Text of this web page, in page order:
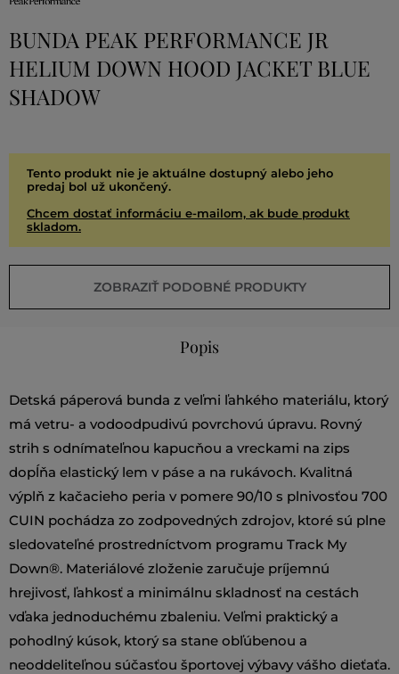
BUNDA PEAK PERFORMANCE JR
HELIUM DOWN HOOD JACKET BLUE
SHADOW
Tento produkt nie je aktuálne dostupný alebo jeho
predaj bol už ukončený.
Chcem dostať informáciu e-mailom, ak bude produkt
skladom.
ZOBRAZIŤ PODOBNÉ PRODUKTY
Popis
Detská páperová bunda z veľmi ľahkého materiálu, ktorý
má vetru- a vodoodpudivú povrchovú úpravu. Rovný
strih s odnímateľnou kapucňou a vreckami na zips
dopĺňa elastický lem v páse a na rukávoch. Kvalitná
výplň z kačacieho peria v pomere 90/10 s plnivosťou 700
CUIN pochádza zo zodpovedných zdrojov, ktoré sú plne
sledovateľné prostredníctvom programu Track My
Down®. Materiálové zloženie zaručuje príjemnú
hrejivosť, ľahkosť a minimálnu skladnosť na cestách
vďaka jednoduchému zbaleniu. Veľmi praktický a
pohodlný kúsok, ktorý sa stane obľúbenou a
neoddeliteľnou súčasťou športovej výbavy vášho dieťaťa.